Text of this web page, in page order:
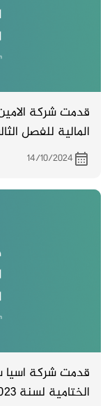
قدمت شركة الامين
المالية للفصل الثالث لسنة
14/10/2024
قدمت شركة اسيا
الختامية لسنة 2023 .